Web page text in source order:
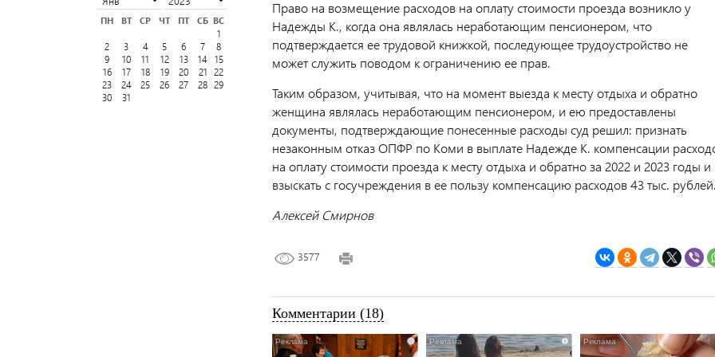
ПН ВТ СР ЧТ ПТ СБ ВС
1
2
3 4 5 6 7
8
9
10 11 12 13 14 15
16
17 18 19 20 21 22
23
24 25 26 27 28 29
30
31
Право на возмещение расходов на оплату стоимости проезда возникло у
Надежды К., когда она являлась неработающим пенсионером, что
подтверждается ее трудовой книжкой, последующее трудоустройство не
может служить поводом к ограничению ее прав.
Таким образом, учитывая, что на момент выезда к месту отдыха и обратно
женщина являлась неработающим пенсионером, и ею предоставлены
документы, подтверждающие понесенные расходы суд решил: признать
незаконным отказ ОПФР по Коми в выплате Надежде К. компенсации
на оплату стоимости проезда к месту отдыха и обратно за 2022 и 2023 годы и
взыскать с госучреждения в ее пользу компенсацию расходов 43 тыс. рублей.
Алексей Смирнов
3577
Комментарии (18)
i i